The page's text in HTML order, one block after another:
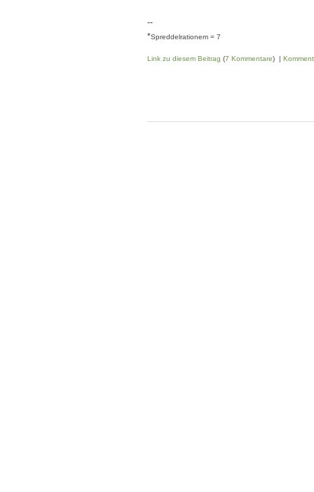
--
*Spreddelrationem = 7
Link zu diesem Beitrag (7 Kommentare) |